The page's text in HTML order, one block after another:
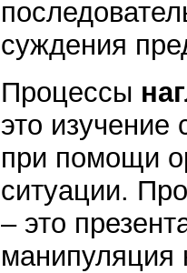
суждения
Процессы
это изучение
при помощи
ситуации.
– это
манипуляция